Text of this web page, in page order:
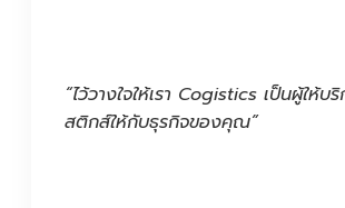
“ไว้วางใจให้เรา Cogistics เป็นผู้ให้บริ
สติกส์ให้กับธุรกิจของคุณ”